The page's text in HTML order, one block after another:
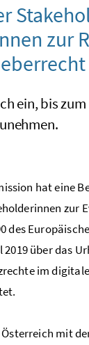
zur
ein, bis zum
hat eine
zur
des
2019 über das
im
mit